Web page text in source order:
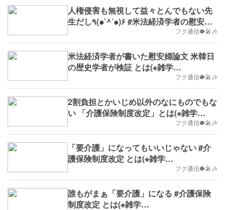
人権侵害も無視して益々とんでもない先
生だし٩(๑`^´๑)۶ #米法経済学者の慰安婦
論文 とは(※雑学No.594,B.D.+80)フク通信🐡🎤🎶
米法経済学者が書いた慰安婦論文 米韓日
の歴史学者が検証 とは(※雑学
フク通信🐡🎤🎶
2割負担とかいじめ以外のなにものでもな
い 「介護保険制度改定」とは(※雑学
フク通信🐡🎤🎶
「要介護」になってもいいじゃない #介
護保険制度改定 とは(※雑学
フク通信🐡🎤🎶
誰もがまぁ「要介護」になる #介護保険
制度改定 とは(※雑学